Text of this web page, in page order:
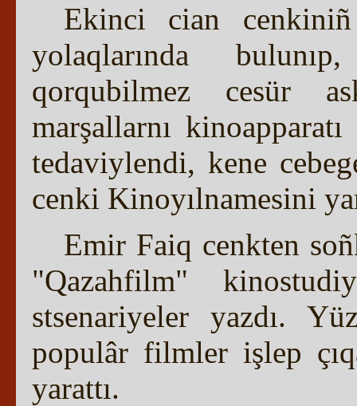
Ekinci cian cenkiniñ
yolaqlarında
qorqubilmez cesür
marşallarnı
tedaviylendi, kene
cenki Kinoyılnamesini
Emir Faiq cenkten
"Qazahfilm"
stsenariyeler yazdı.
populâr filmler işlep
yarattı.